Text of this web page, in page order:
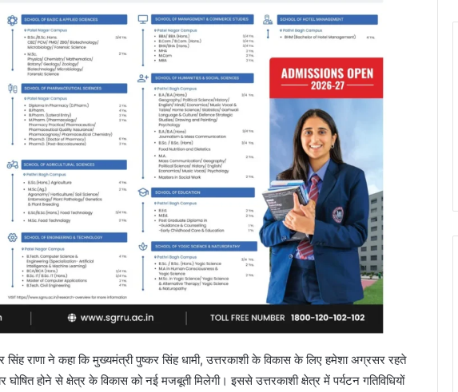
सिंह राणा ने कहा कि मुख्यमंत्री पुष्कर सिंह धामी, उत्तरकाशी के विकास के लिए हमेशा अग्रसर रहते
होने से क्षेत्र के विकास को नई मजबूती मिलेगी। इससे उत्तरकाशी क्षेत्र में पर्यटन गतिविधियों